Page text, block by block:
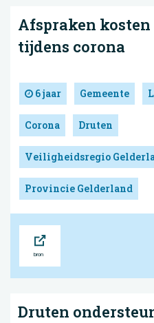
Afspraken
tijdens corona
6 jaar Gemeente
Corona Druten
Veiligheidsregio
Provincie Gelderland
Druten